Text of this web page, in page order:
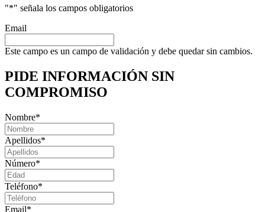
"*" señala los campos obligatorios
Email
Este campo es un campo de validación y debe quedar sin cambios.
PIDE INFORMACIÓN SIN
COMPROMISO
Nombre*
Apellidos*
Número*
Teléfono*
Email*